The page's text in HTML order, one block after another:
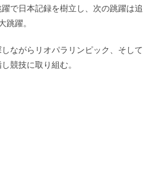
で日本記録を樹立し、次の跳躍は追
跳躍。
ながらリオパラリンピック、そして
競技に取り組む。